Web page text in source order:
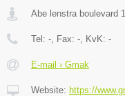
Abe lenstra boulevard
Tel: - , Fax: - , KvK: -
E-mail › Gmak
Website: https://